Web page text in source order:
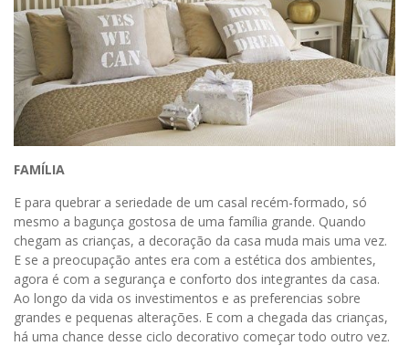
FAMÍLIA
E para quebrar a seriedade de um casal recém-formado, só
mesmo a bagunça gostosa de uma família grande. Quando
chegam as crianças, a decoração da casa muda mais uma vez.
E se a preocupação antes era com a estética dos ambientes,
agora é com a segurança e conforto dos integrantes da casa.
Ao longo da vida os investimentos e as preferencias sobre
grandes e pequenas alterações. E com a chegada das crianças,
há uma chance desse ciclo decorativo começar todo outro vez.